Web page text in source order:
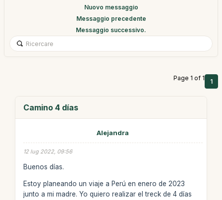
Nuovo messaggio
Messaggio precedente
Messaggio successivo.
Page 1 of 1 1
Camino 4 días
Alejandra
12 lug 2022, 09:56
Buenos días.
Estoy planeando un viaje a Perú en enero de 2023
junto a mi madre. Yo quiero realizar el treck de 4 días